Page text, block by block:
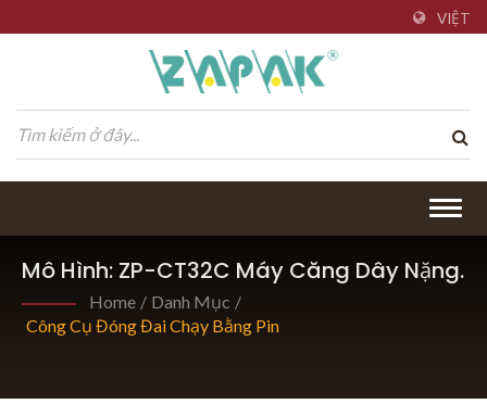
VIỆT
Mô Hình: ZP-CT32C Máy Căng Dây Nặng.
Home / Danh Mục /
Công Cụ Đóng Đai Chạy Bằng Pin